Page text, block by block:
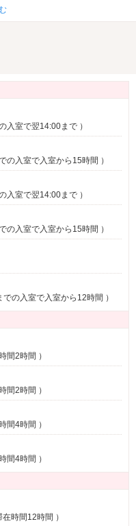
ュレット
ムキャスト
ドライヤー
可
入室で翌14:00まで ）
の入室で入室から15時間 ）
入室で翌14:00まで ）
の入室で入室から15時間 ）
での入室で入室から12時間 ）
間2時間 ）
間2時間 ）
間4時間 ）
間4時間 ）
在時間12時間 ）